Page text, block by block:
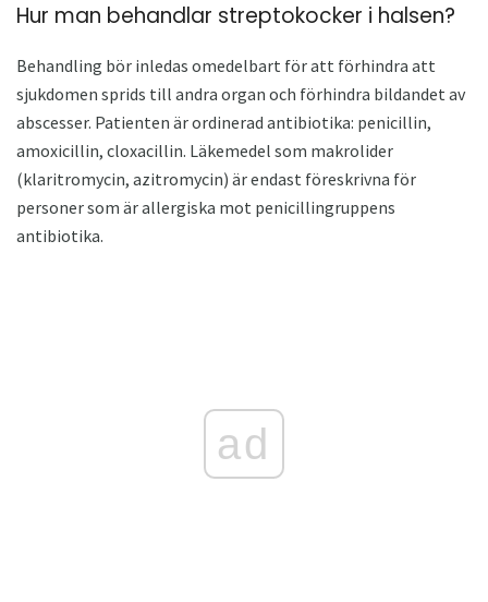
Hur man behandlar streptokocker i halsen?
Behandling bör inledas omedelbart för att förhindra att
sjukdomen sprids till andra organ och förhindra bildandet av
abscesser. Patienten är ordinerad antibiotika: penicillin,
amoxicillin, cloxacillin. Läkemedel som makrolider
(klaritromycin, azitromycin) är endast föreskrivna för
personer som är allergiska mot penicillingruppens
antibiotika.
ad